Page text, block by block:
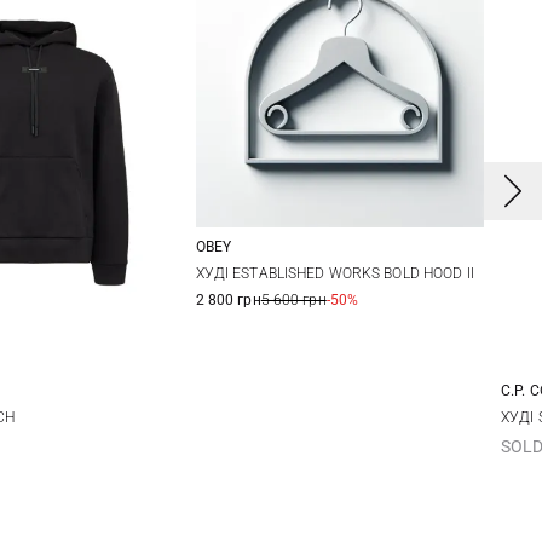
S M L XL
OBEY
ХУДІ ESTABLISHED WORKS BOLD HOOD II
2 800 грн5 600 грн-50%
C.P.
ХУДІ